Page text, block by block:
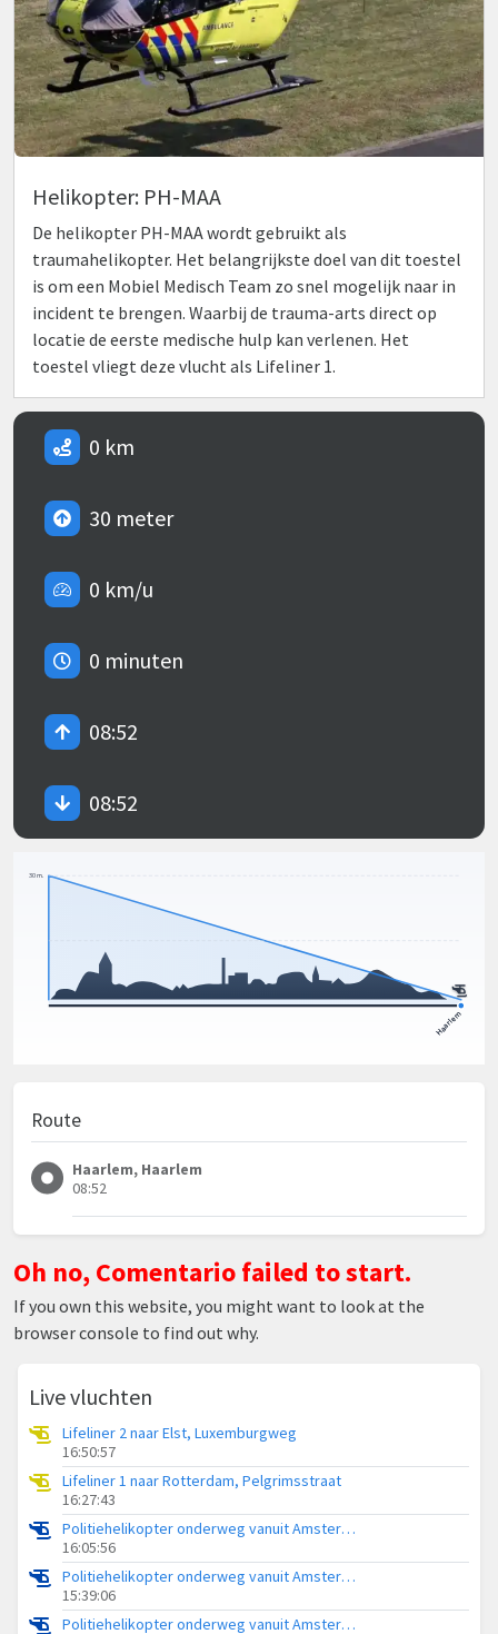
Helikopter: PH-MAA
De helikopter PH-MAA wordt gebruikt als
traumahelikopter. Het belangrijkste doel van dit toestel
is om een Mobiel Medisch Team zo snel mogelijk naar in
incident te brengen. Waarbij de trauma-arts direct op
locatie de eerste medische hulp kan verlenen. Het
toestel vliegt deze vlucht als Lifeliner 1.
0 km
30 meter
0 km/u
0 minuten
08:52
08:52
Route
Haarlem, Haarlem
08:52
Oh no, Comentario failed to start.
If you own this website, you might want to look at the
browser console to find out why.
Live vluchten
Lifeliner 2 naar Elst, Luxemburgweg
16:50:57
Lifeliner 1 naar Rotterdam, Pelgrimsstraat
16:27:43
Politiehelikopter onderweg vanuit Amsterdam Vliegveld Schiphol
16:05:56
Politiehelikopter onderweg vanuit Amsterdam Vliegveld Schiphol
15:39:06
Politiehelikopter onderweg vanuit Amsterdam Vliegveld Schiphol